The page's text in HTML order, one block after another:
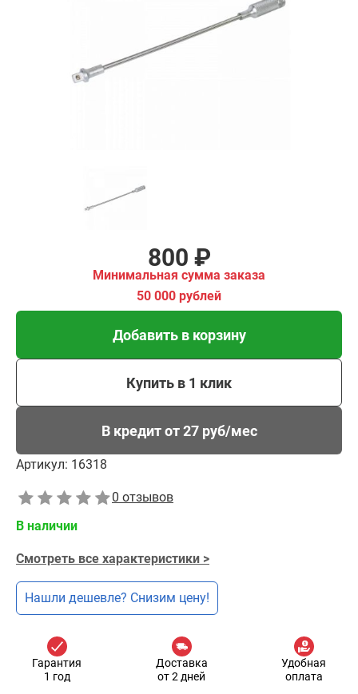
800 ₽
Минимальная сумма заказа
50 000 рублей
Добавить в корзину
Купить в 1 клик
В кредит от 27 руб/мес
Артикул: 16318
0 отзывов
В наличии
Смотреть все характеристики >
Нашли дешевле? Снизим цену!
Гарантия
1 год
Доставка
от 2 дней
Удобная
оплата
Добавить в корзину
В кредит от 27 руб/мес